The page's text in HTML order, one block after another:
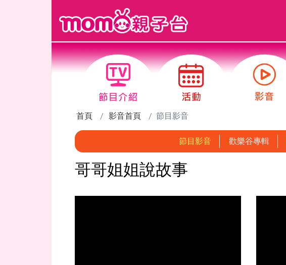
首頁 影音首頁 節目影音
節目影音 歡樂谷專輯
哥哥姐姐說故事